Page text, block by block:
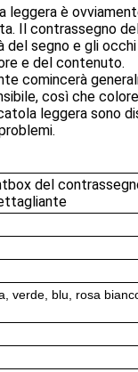
leggera è
Il contrassegno
segno e gli
e del contenuto.
comincerà
così che
leggera sono
del
verde, blu, rosa